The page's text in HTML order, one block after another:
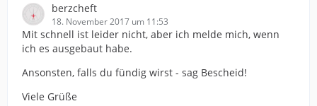
berzcheft
18. November 2017 um 11:53
Mit schnell ist leider nicht, aber ich melde mich, wenn
ich es ausgebaut habe.
Ansonsten, falls du fündig wirst - sag Bescheid!
Viele Grüße